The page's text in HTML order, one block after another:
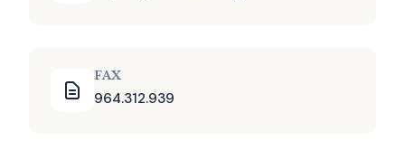
FAX
964.312.939